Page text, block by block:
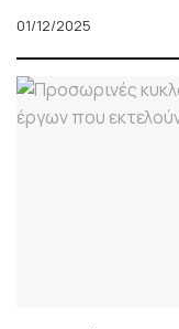
01/12/2025